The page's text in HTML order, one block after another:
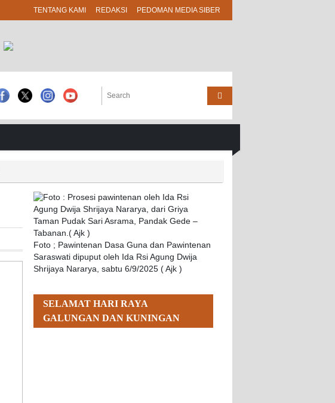
TENTANG KAMI REDAKSI PEDOMAN MEDIA SIBER
Foto ; Pawintenan Dasa Guna dan Pawintenan
Saraswati dipuput oleh Ida Rsi Agung Dwija
Shrijaya Nararya, sabtu 6/9/2025 ( Ajk )
SELAMAT HARI RAYA
GALUNGAN DAN KUNINGAN